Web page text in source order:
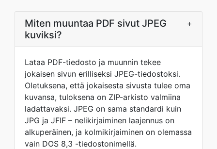
Miten muuntaa PDF sivut JPEG
kuviksi?
+
Lataa PDF-tiedosto ja muunnin tekee
jokaisen sivun erilliseksi JPEG-tiedostoksi.
Oletuksena, että jokaisesta sivusta tulee oma
kuvansa, tuloksena on ZIP-arkisto valmiina
ladattavaksi. JPEG on sama standardi kuin
JPG ja JFIF – nelikirjaiminen laajennus on
alkuperäinen, ja kolmikirjaiminen on olemassa
vain DOS 8,3 -tiedostonimellä.